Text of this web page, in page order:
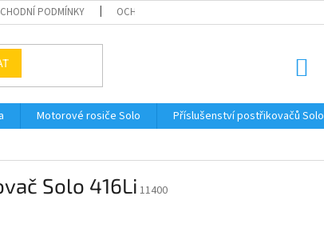
PODMÍNKY OCHRANA OSOBNÍCH ÚDAJŮ
Motorové rosiče Solo Příslušenství postřikovačů Solo
Solo 416Li11400